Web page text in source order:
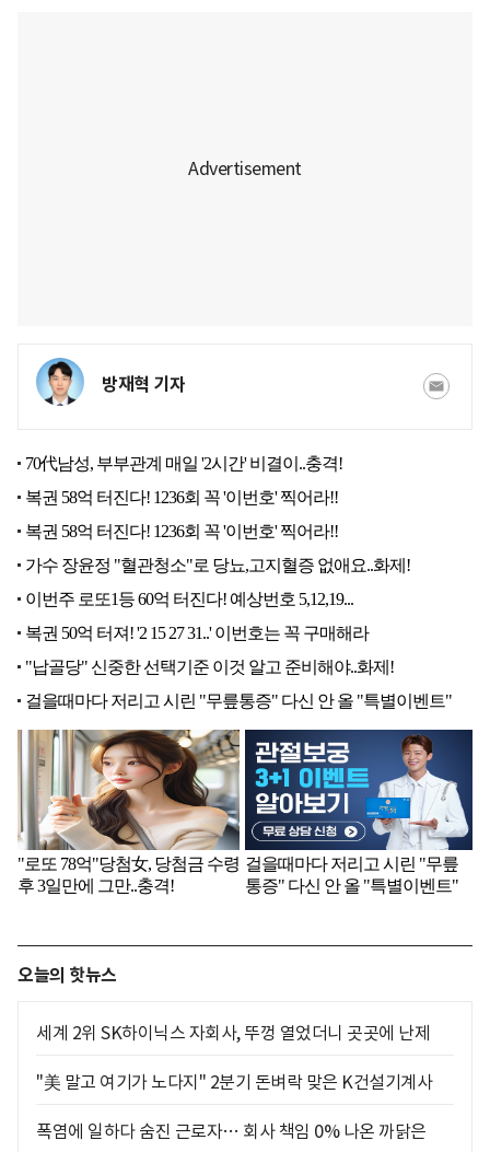
방재혁 기자
오늘의 핫뉴스
세계 2위 SK하이닉스 자회사, 뚜껑 열었더니 곳곳에 난제
"美 말고 여기가 노다지" 2분기 돈벼락 맞은 K건설기계사
폭염에 일하다 숨진 근로자… 회사 책임 0% 나온 까닭은